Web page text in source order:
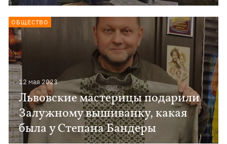
12 мая 2023
Львовские мастерицы подарили
Залужному вышиванку, какая
была у Степана Бандеры
ОБЩЕСТВО